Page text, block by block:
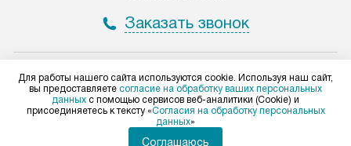
Заказать звонок
Мир Falmec
Доставка и оплата
Подключение
Вопросы и ответы
Статьи и акции
Глоссарий
Видео
Для работы нашего сайта используются cookie. Используя наш сайт,
вы предоставляете согласие на обработку ваших персональных
данных с помощью сервисов веб-аналитики (Cookie) и
присоединяетесь к тексту «Согласия на обработку персональных
данных»
Соглашаюсь